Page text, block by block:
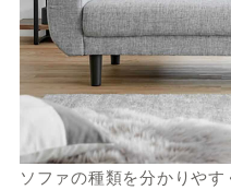
ソファの種類を分かりや